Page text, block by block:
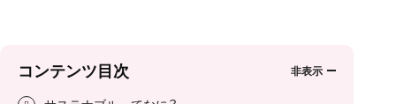
コンテンツ目次